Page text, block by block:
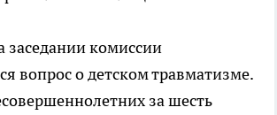
заседании комиссии
вопрос о детском травматизме.
за шесть